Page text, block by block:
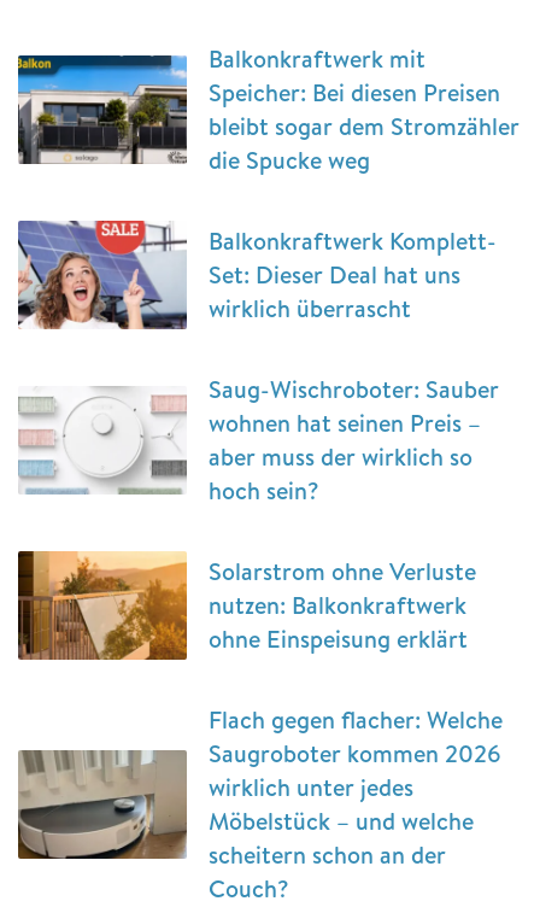
Balkonkraftwerk mit
Speicher: Bei diesen Preisen
bleibt sogar dem Stromzähler
die Spucke weg
Balkonkraftwerk Komplett-
Set: Dieser Deal hat uns
wirklich überrascht
Saug-Wischroboter: Sauber
wohnen hat seinen Preis –
aber muss der wirklich so
hoch sein?
Solarstrom ohne Verluste
nutzen: Balkonkraftwerk
ohne Einspeisung erklärt
Flach gegen flacher: Welche
Saugroboter kommen 2026
wirklich unter jedes
Möbelstück – und welche
scheitern schon an der
Couch?